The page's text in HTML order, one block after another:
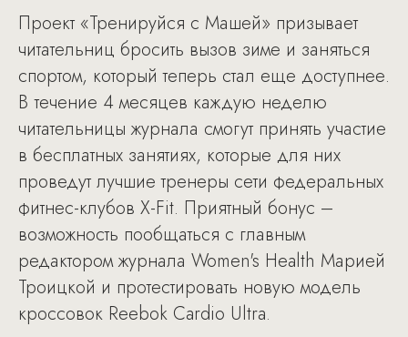
Проект «Тренируйся с Машей» призывает
читательниц бросить вызов зиме и заняться
спортом, который теперь стал еще доступнее.
В течение 4 месяцев каждую неделю
читательницы журнала смогут принять участие
в бесплатных занятиях, которые для них
проведут лучшие тренеры сети федеральных
фитнес-клубов X-Fit. Приятный бонус –
возможность пообщаться с главным
редактором журнала Women's Health Марией
Троицкой и протестировать новую модель
кроссовок Reebok Cardio Ultra.